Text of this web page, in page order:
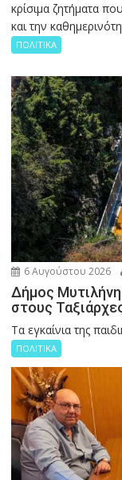
κρίσιμα ζητήματα
και την
ΠΟΛΙΤΙΚΑ
6 Αυγούστου 2026
Δήμος
στους
Tα εγκαίνια της
ΠΟΛΙΤΙΚΑ